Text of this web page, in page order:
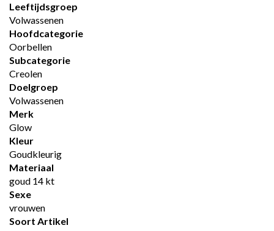
Leeftijdsgroep
Volwassenen
Hoofdcategorie
Oorbellen
Subcategorie
Creolen
Doelgroep
Volwassenen
Merk
Glow
Kleur
Goudkleurig
Materiaal
goud 14 kt
Sexe
vrouwen
Soort Artikel